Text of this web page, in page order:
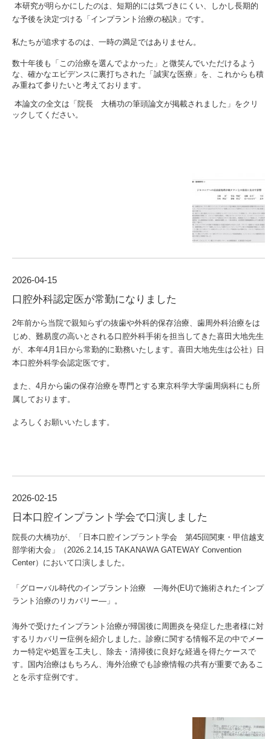
本研究が明らかにしたのは、短期的には気づきにくい、しかし長期的
な予後を決定づける「インプラント治療の秘訣」です。
私たちが追求するのは、一時の満足ではありません。
数十年後も「この治療を選んでよかった」と微笑んでいただけるよう
な、確かなエビデンスに裏打ちされた「誠実な医療」を、これからも積
み重ねて参りたいと考えております。
本論文の全文は「院長 大橋功の筆頭論文が掲載されました」をクリ
ックしてください。
2026-04-15
口腔外科認定医が常勤になりました
2年前から当院で親知らずの抜歯や外科的保存治療、歯周外科治療をは
じめ、難易度の高いとされる口腔外科手術を担当してきた喜田大地先生
が、本年4 月 1 日から常勤的に勤務いたします。 喜田大地先生は公社）日
本口腔外科学会認定医です。
また、 4 月から歯の保存治療を専門とする東京科学大学歯周病科にも所
属しております。
よろしくお願いいたします。
2026-02-15
日本口腔インプラント学会で口演しました
院長の大橋功が、「日本口腔インプラント学会 第45回関東・甲信越支
部学術大会」（2026.2.14,15 TAKANAWA GATEWAY Convention
Center）において口演しました。
「グローバル時代のインプラント治療 ―海外(EU)で施術されたインプ
ラント治療のリカバリー―」。
海外で受けたインプラント治療が帰国後に周囲炎を発症した患者様に対
するリカバリー症例を紹介しました。診療に関する情報不足の中でメー
カー特定や処置を工夫し、除去・清掃後に良好な経過を得たケースで
す。国内治療はもちろん、海外治療でも診療情報の共有が重要であるこ
とを示す症例です。